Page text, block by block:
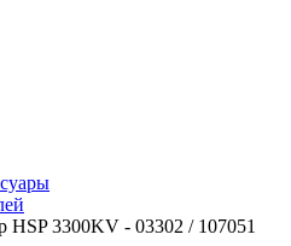
HSP 3300KV - 03302 / 107051